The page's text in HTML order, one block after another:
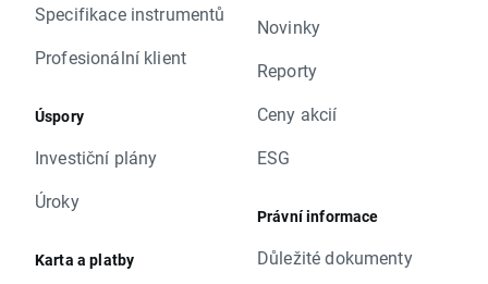
Specifikace instrumentů
Profesionální klient
Úspory
Investiční plány
Úroky
Karta a platby
Novinky
Reporty
Ceny akcií
ESG
Právní informace
Důležité dokumenty